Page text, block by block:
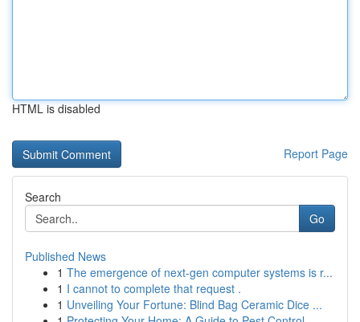
HTML is disabled
Report Page
Search
Go
Published News
1 The emergence of next-gen computer systems is r...
1 I cannot to complete that request .
1 Unveiling Your Fortune: Blind Bag Ceramic Dice ...